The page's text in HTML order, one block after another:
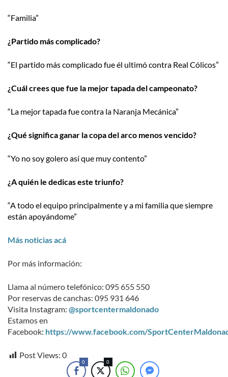
“Familia”
¿Partido más complicado?
“El partido más complicado fue él ultimó contra Real Cólicos”
¿Cuál crees que fue la mejor tapada del campeonato?
“La mejor tapada fue contra la Naranja Mecánica”
¿Qué significa ganar la copa del arco menos vencido?
“Yo no soy golero así que muy contento”
¿A quién le dedicas este triunfo?
“A todo el equipo principalmente y a mi familia que siempre
están apoyándome”
Más noticias acá
Por más información:
Llama al número telefónico: 095 655 550
Por reservas de canchas: 095 931 646
Visita Instagram: @sportcentermaldonado
Estamos en
Facebook: https://www.facebook.com/
Post Views: 0
0 0